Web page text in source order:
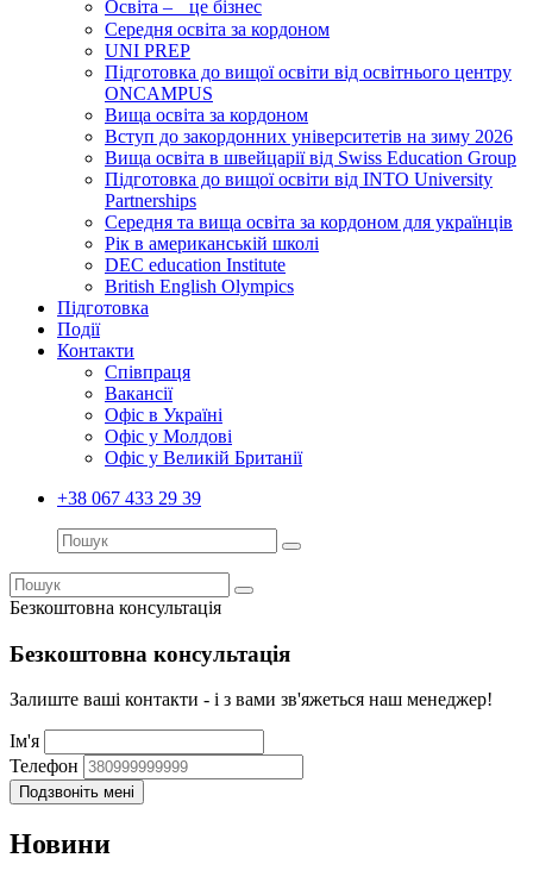
Освіта – це бізнес
Середня освіта за кордоном
UNI PREP
Підготовка до вищої освіти від освітнього центру
ONCAMPUS
Вища освіта за кордоном
Вступ до закордонних університетів на зиму 2026
Вища освіта в швейцарії від Swiss Education Group
Підготовка до вищої освіти від INTO University
Partnerships
Середня та вища освіта за кордоном для українців
Рік в американській школі
DEC education Institute
British English Olympics
Підготовка
Події
Контакти
Співпраця
Вакансії
Офіс в Україні
Офіс у Молдові
Офіс у Великій Британії
+38 067 433 29 39
Безкоштовна консультація
Безкоштовна консультація
Залиште ваші контакти - і з вами зв'яжеться наш менеджер!
Ім'я
Телефон
Новини